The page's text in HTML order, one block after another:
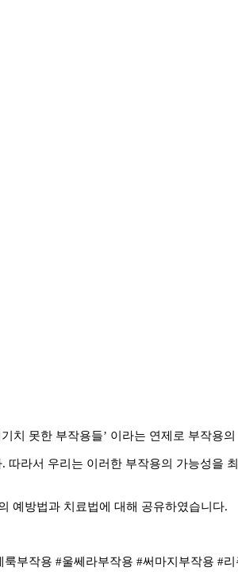
치 못한 부작용들’ 이라는 연제로 부작용
라서 우리는 이러한 부작용의 가능성을
예방법과 치료법에 대해 공유하였습니다.
부작용 #울쎄라부작용 #써마지부작용 #